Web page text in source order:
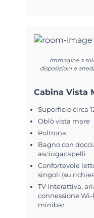
Immagine a
disposizioni e
Cabina Vista
Superficie circa
Oblò vista mare
Poltrona
Bagno con
asciugacapelli
Confortevole
singoli (su
TV interattiva,
connessione
minibar